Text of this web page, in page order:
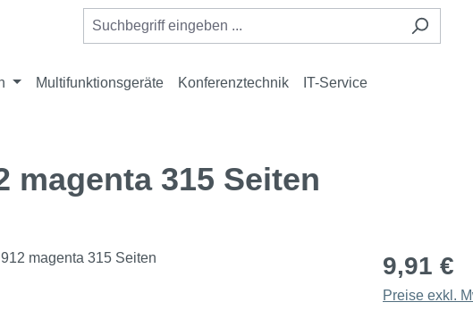
Multifunktionsgeräte Konferenztechnik IT-Service
magenta 315 Seiten
9,91 €
Preise exkl.